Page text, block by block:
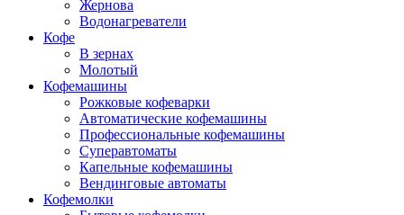
Жернова
Водонагреватели
Кофе
В зернах
Молотый
Кофемашины
Рожковые кофеварки
Автоматические кофемашины
Профессиональные кофемашины
Суперавтоматы
Капельные кофемашины
Вендинговые автоматы
Кофемолки